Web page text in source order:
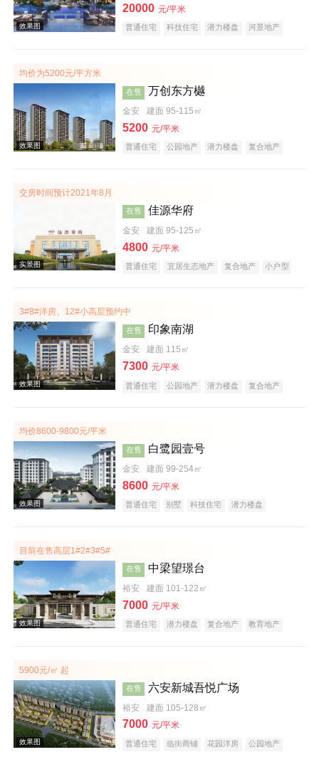
效果图
效果图
20000 元/平米
普通住宅 科技住宅 潜力楼盘
河景地产
均价为5200元/平方米
效果图
在售 万创东方樾
金安 建面 95-115㎡
5200 元/平米
普通住宅 公园地产 潜力楼盘
复合地产
交房时间预计2021年8月
在售 佳源华府
金安 建面 95-125㎡
4800 元/平米
普通住宅 宜居生态地产 复合地产
小户型
3#8#洋房、12#小高层预约中
在售 印象南湖
金安 建面 115㎡
7300 元/平米
普通住宅 公园地产 潜力楼盘
复合地产
均价8600-9800元/平米
在售 白鹭园壹号
金安 建面 99-254㎡
8600 元/平米
普通住宅 别墅 科技住宅
潜力楼盘
目前在售高层1#2#3#5#
在售 中梁望璟台
裕安 建面 101-122㎡
7000 元/平米
普通住宅 潜力楼盘 复合地产
教育地产
5900元/㎡ 起
在售 六安新城吾悦广场
裕安 建面 105-128㎡
7000 元/平米
普通住宅 临街商铺 花园洋房
公园地产